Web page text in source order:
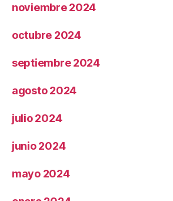
noviembre 2024
octubre 2024
septiembre 2024
agosto 2024
julio 2024
junio 2024
mayo 2024